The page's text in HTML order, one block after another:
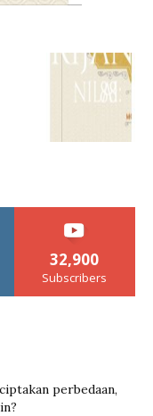
32,900
Subscribers
perbedaan,